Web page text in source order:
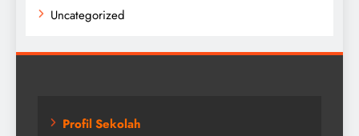
Uncategorized
Profil Sekolah